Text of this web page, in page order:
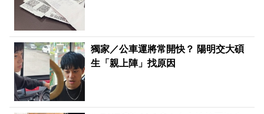
獨家／公車運將常開快？ 陽明交大碩
生「親上陣」找原因